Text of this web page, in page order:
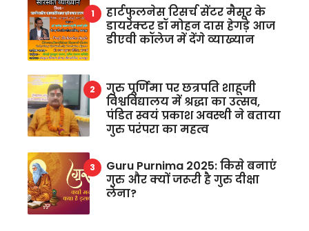
हार्टफुलनेस रिसर्च सेंटर मैसूर के
डायरेक्टर डॉ मोहन दास हेगड़े आज
डीएवी कॉलेज में देंगे व्याख्यान
गुरु पूर्णिमा पर छत्रपति शाहूजी
विश्वविद्यालय में श्रद्धा का उत्सव,
पंडित स्वयं प्रकाश अवस्थी ने बताया
गुरु परंपरा का महत्व
Guru Purnima 2025: किसे बनाएं
गुरु और क्यों जरूरी है गुरु दीक्षा
लेना?